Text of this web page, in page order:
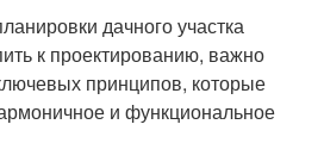
дачного участка
к проектированию, важно
принципов, которые
и функциональное